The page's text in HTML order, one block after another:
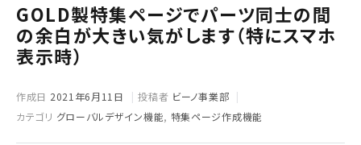
GOLD製特集ページでパーツ同士の間
の余白が大きい気がします（特にスマホ
表示時）
作成日 2021年6月11日 投稿者 ビーノ事業部
カテゴリ グローバルデザイン機能, 特集ページ作成機能